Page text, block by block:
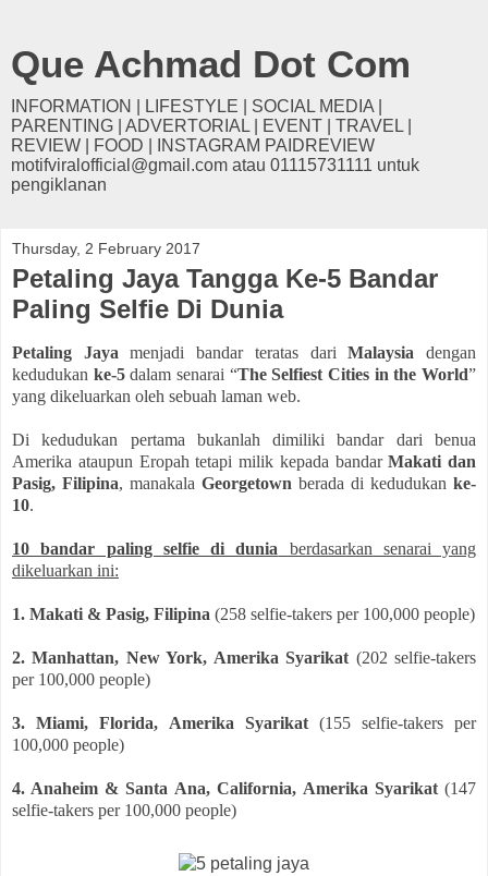
Que Achmad Dot Com
INFORMATION | LIFESTYLE | SOCIAL MEDIA |
PARENTING | ADVERTORIAL | EVENT | TRAVEL |
REVIEW | FOOD | INSTAGRAM PAIDREVIEW
motifviralofficial@gmail.com atau 01115731111 untuk
pengiklanan
Thursday, 2 February 2017
Petaling Jaya Tangga Ke-5 Bandar
Paling Selfie Di Dunia
Petaling Jaya menjadi bandar teratas dariMalaysia dengan
kedudukan ke-5dalam senarai “The Selfiest Cities in the World”
yang dikeluarkan oleh sebuah laman web.
Di kedudukan pertama bukanlah dimiliki bandar dari benua
Amerika ataupun Eropah tetapi milik kepada bandarMakati dan
Pasig, Filipina, manakala Georgetown berada di kedudukan ke-
10.
10 bandar paling selfie di dunia berdasarkan senarai yang
dikeluarkan ini:
1. Makati & Pasig, Filipina (258 selfie-takers per 100,000 people)
2. Manhattan, New York, Amerika Syarikat (202 selfie-takers
per 100,000 people)
3. Miami, Florida, Amerika Syarikat (155 selfie-takers per
100,000 people)
4. Anaheim & Santa Ana, California, Amerika Syarikat(147
selfie-takers per 100,000 people)